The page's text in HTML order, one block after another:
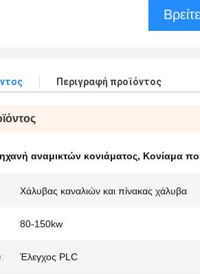
Περιγραφή προϊόντος
αναμικτών κονιάματος, Κονίαμα
Χάλυβας καναλιών και πίνακας χάλυβα
80-150kw
Έλεγχος PLC